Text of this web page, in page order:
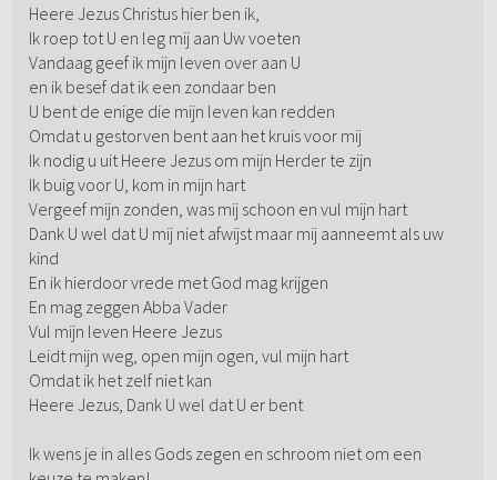
Heere Jezus Christus hier ben ik,
Ik roep tot U en leg mij aan Uw voeten
Vandaag geef ik mijn leven over aan U
en ik besef dat ik een zondaar ben
U bent de enige die mijn leven kan redden
Omdat u gestorven bent aan het kruis voor mij
Ik nodig u uit Heere Jezus om mijn Herder te zijn
Ik buig voor U, kom in mijn hart
Vergeef mijn zonden, was mij schoon en vul mijn hart
Dank U wel dat U mij niet afwijst maar mij aanneemt als uw
kind
En ik hierdoor vrede met God mag krijgen
En mag zeggen Abba Vader
Vul mijn leven Heere Jezus
Leidt mijn weg, open mijn ogen, vul mijn hart
Omdat ik het zelf niet kan
Heere Jezus, Dank U wel dat U er bent
Ik wens je in alles Gods zegen en schroom niet om een